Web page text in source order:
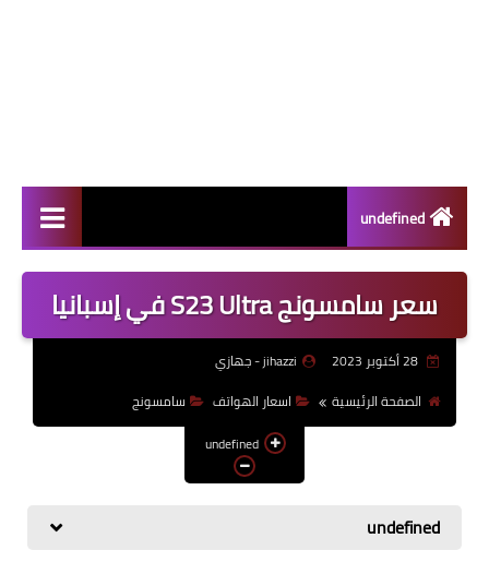
undefined
سامسونج
الاجهزة الوحية
اختراعات
ابل
الألعاب
سعر سامسونج S23 Ultra في إسبانيا
28 أكتوبر 2023
jihazzi - جهازي
الصفحة الرئيسية
اسعار الهواتف
سامسونج
undefined
undefined